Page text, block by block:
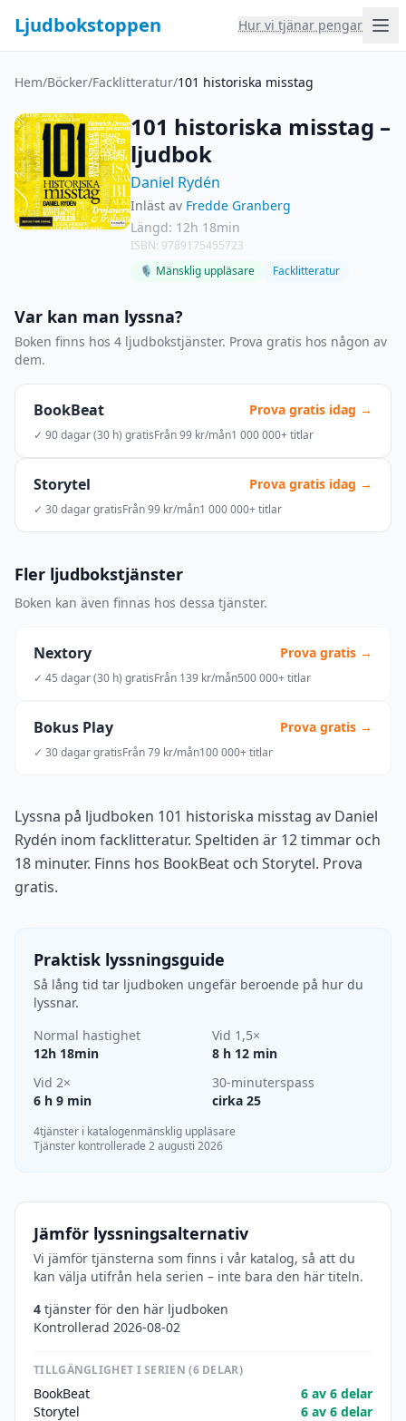
Ljudbokstoppen Hur vi tjänar pengar
Hem/Böcker/Facklitteratur/101 historiska misstag
101 historiska misstag –
ljudbok
Daniel Rydén
Inläst av Fredde Granberg
Längd: 12h 18min
ISBN: 9789175455723
🎙 Mänsklig uppläsare
Facklitteratur
Var kan man lyssna?
Boken finns hos 4 ljudbokstjänster. Prova gratis hos någon av
dem.
BookBeat Prova gratis idag →
✓ 90 dagar (30 h) gratisFrån 99 kr/mån1 000 000+ titlar
Storytel Prova gratis idag →
✓ 30 dagar gratisFrån 99 kr/mån1 000 000+ titlar
Fler ljudbokstjänster
Boken kan även finnas hos dessa tjänster.
Nextory Prova gratis →
✓ 45 dagar (30 h) gratisFrån 139 kr/mån500 000+ titlar
Bokus Play Prova gratis →
✓ 30 dagar gratisFrån 79 kr/mån100 000+ titlar
Lyssna på ljudboken 101 historiska misstag av Daniel
Rydén inom facklitteratur. Speltiden är 12 timmar och
18 minuter. Finns hos BookBeat och Storytel. Prova
gratis.
Praktisk lyssningsguide
Så lång tid tar ljudboken ungefär beroende på hur du
lyssnar.
Normal hastighet
12h 18min
Vid 1,5×
8 h 12 min
Vid 2×
6 h 9 min
30-minuterspass
cirka 25
4tjänster i katalogenmänsklig uppläsare
Tjänster kontrollerade 2 augusti 2026
Jämför lyssningsalternativ
Vi jämför tjänsterna som finns i vår katalog, så att du
kan välja utifrån hela serien – inte bara den här titeln.
4 tjänster för den här ljudboken
Kontrollerad 2026-08-02
TILLGÄNGLIGHET I SERIEN (6 DELAR)
BookBeat
6 av 6 delar
Storytel
6 av 6 delar